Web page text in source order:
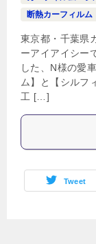
断熱カーフィルム
東京都・千葉県
ーアイアイシー
した、N様の愛
ム】と【シルフ
工 […]
Tweet